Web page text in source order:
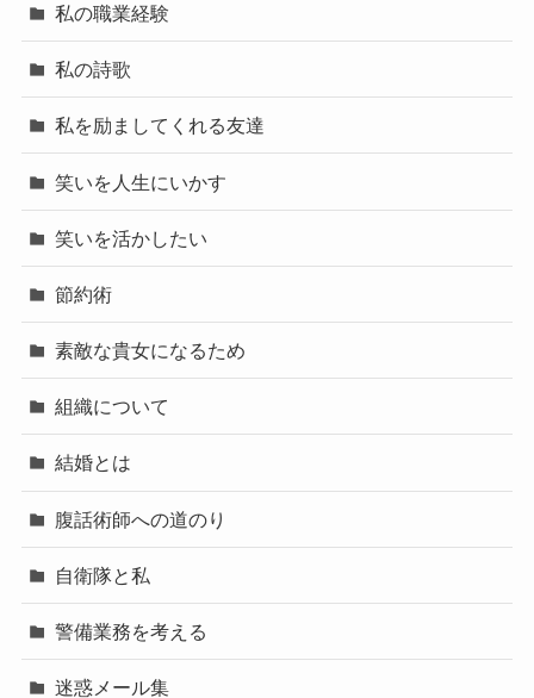
私の職業経験
私の詩歌
私を励ましてくれる友達
笑いを人生にいかす
笑いを活かしたい
節約術
素敵な貴女になるため
組織について
結婚とは
腹話術師への道のり
自衛隊と私
警備業務を考える
迷惑メール集